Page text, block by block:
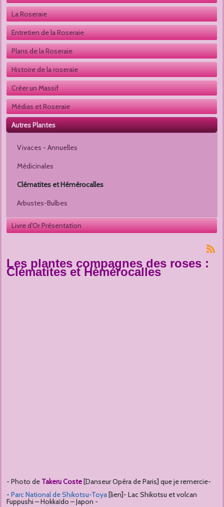
Les plantes compagnes des roses :
Clématites et Hémérocalles
- Photo de Takeru Coste[Danseur Opéra de Paris] que je remercie-
- Parc National de Shikotsu-Toya[lien]- Lac Shikotsu et volcan
Fuppushi – Hokkaïdo – Japon -
La Roseraie
Entretien de la Roseraie
Plans de la Roseraie
Histoire de la roseraie
Créer un Massif
Médias et Roseraie
Autres Plantes
Vivaces - Annuelles
Médicinales
Clématites et Hémérocalles
Arbustes-Bulbes
Livre d'Or Présentation